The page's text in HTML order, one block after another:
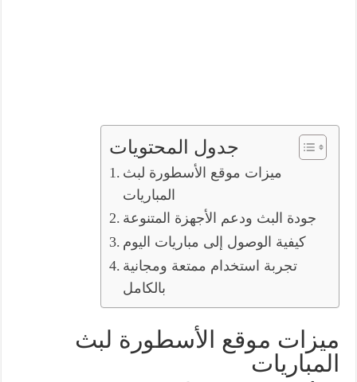
جدول المحتويات
ميزات موقع الأسطورة لبث
المباريات
جودة البث ودعم الأجهزة المتنوعة
كيفية الوصول إلى مباريات اليوم
تجربة استخدام ممتعة ومجانية
بالكامل
ميزات موقع الأسطورة لبث
المباريات